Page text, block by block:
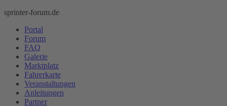
sprinter-forum.de
Portal
Forum
FAQ
Galerie
Marktplatz
Fahrerkarte
Veranstaltungen
Anleitungen
Partner